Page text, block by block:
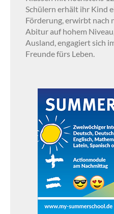
Schülern erhält ihr Kind
Förderung, erwirbt nach
Abitur auf hohem
Ausland, engagiert sich
Freunde fürs Leben.